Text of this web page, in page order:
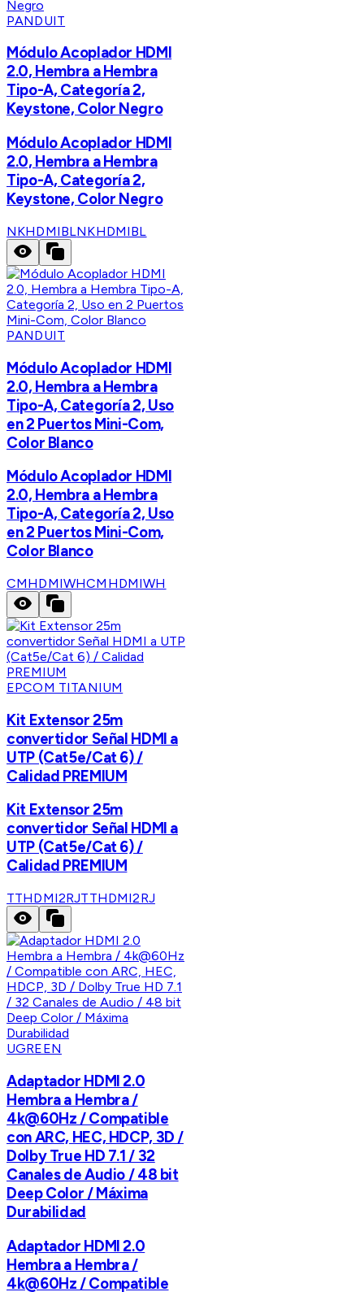
PANDUIT
Módulo Acoplador HDMI
2.0, Hembra a Hembra
Tipo-A, Categoría 2,
Keystone, Color Negro
Módulo Acoplador HDMI
2.0, Hembra a Hembra
Tipo-A, Categoría 2,
Keystone, Color Negro
NKHDMIBLNKHDMIBL
PANDUIT
Módulo Acoplador HDMI
2.0, Hembra a Hembra
Tipo-A, Categoría 2, Uso
en 2 Puertos Mini-Com,
Color Blanco
Módulo Acoplador HDMI
2.0, Hembra a Hembra
Tipo-A, Categoría 2, Uso
en 2 Puertos Mini-Com,
Color Blanco
CMHDMIWHCMHDMIWH
EPCOM TITANIUM
Kit Extensor 25m
convertidor Señal HDMI a
UTP (Cat5e/Cat 6) /
Calidad PREMIUM
Kit Extensor 25m
convertidor Señal HDMI a
UTP (Cat5e/Cat 6) /
Calidad PREMIUM
TTHDMI2RJTTHDMI2RJ
UGREEN
Adaptador HDMI 2.0
Hembra a Hembra /
4k@60Hz / Compatible
con ARC, HEC, HDCP, 3D /
Dolby True HD 7.1 / 32
Canales de Audio / 48 bit
Deep Color / Máxima
Durabilidad
Adaptador HDMI 2.0
Hembra a Hembra /
4k@60Hz / Compatible